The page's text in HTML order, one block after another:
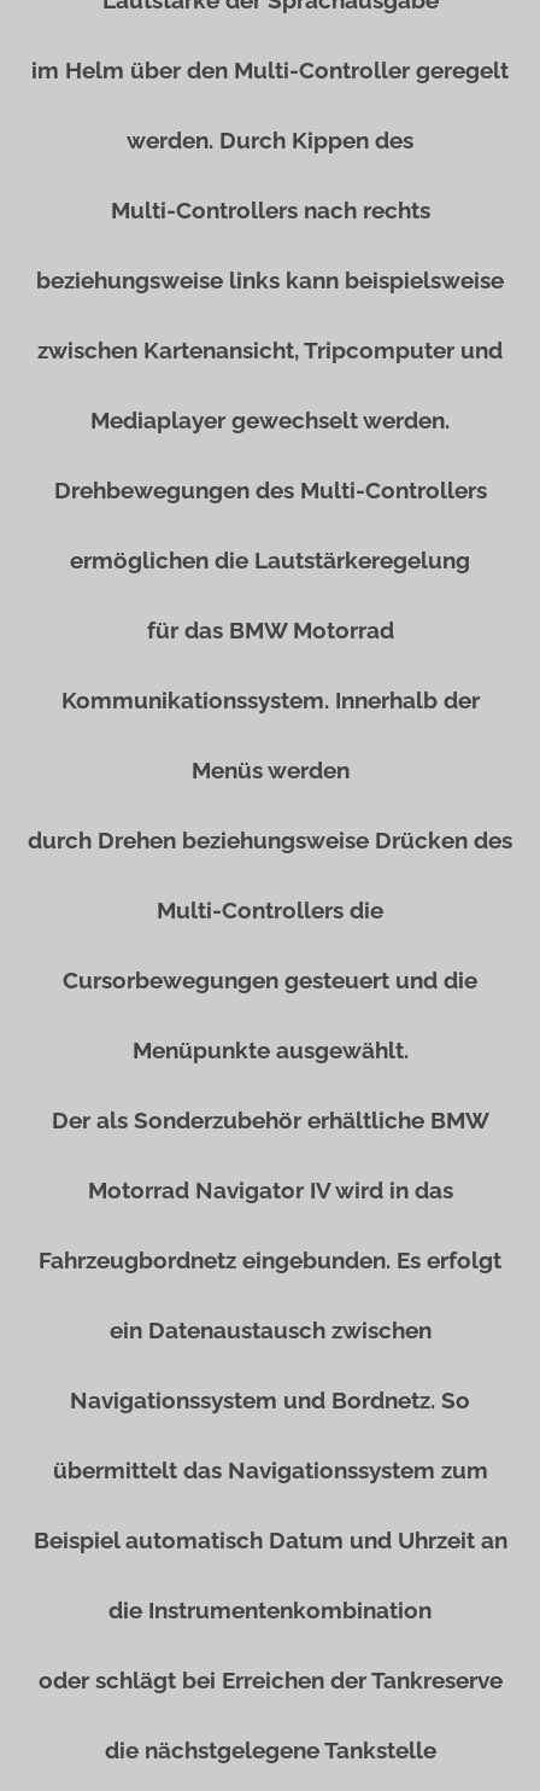
im Helm über den Multi-Controller geregelt
werden. Durch Kippen des
Multi-Controllers nach rechts
beziehungsweise links kann beispielsweise
zwischen Kartenansicht, Tripcomputer und
Mediaplayer gewechselt werden.
Drehbewegungen des Multi-Controllers
ermöglichen die Lautstärkeregelung
für das BMW Motorrad
Kommunikationssystem. Innerhalb der
Menüs werden
durch Drehen beziehungsweise Drücken des
Multi-Controllers die
Cursorbewegungen gesteuert und die
Menüpunkte ausgewählt.
Der als Sonderzubehör erhältliche BMW
Motorrad Navigator IV wird in das
Fahrzeugbordnetz eingebunden. Es erfolgt
ein Datenaustausch zwischen
Navigationssystem und Bordnetz. So
übermittelt das Navigationssystem zum
Beispiel automatisch Datum und Uhrzeit an
die Instrumentenkombination
oder schlägt bei Erreichen der Tankreserve
die nächstgelegene Tankstelle